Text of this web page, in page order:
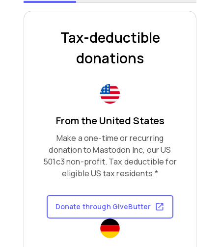
Tax-deductible
donations
From the United States
Make a one-time or recurring
donation to Mastodon Inc, our US
501c3 non-profit. Tax deductible for
eligible US tax residents.*
Donate through GiveButter